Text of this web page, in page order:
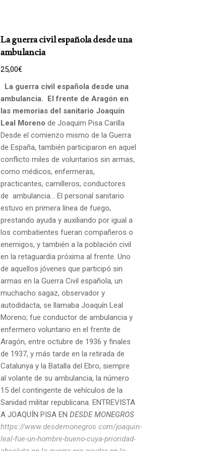
La guerra civil española desde una
ambulancia
25,00€
La guerra civil española desde una
ambulancia. El frente de Aragón en
las memorias del sanitario Joaquín
Leal Moreno de Joaquim Pisa Carilla
Desde el comienzo mismo de la Guerra
de España, también participaron en aquel
conflicto miles de voluntarios sin armas,
como médicos, enfermeras,
practicantes, camilleros, conductores
de ambulancia… El personal sanitario
estuvo en primera línea de fuego,
prestando ayuda y auxiliando por igual a
los combatientes fueran compañeros o
enemigos, y también a la población civil
en la retaguardia próxima al frente. Uno
de aquellos jóvenes que participó sin
armas en la Guerra Civil española, un
muchacho sagaz, observador y
autodidacta, se llamaba Joaquín Leal
Moreno; fue conductor de ambulancia y
enfermero voluntario en el frente de
Aragón, entre octubre de 1936 y finales
de 1937, y más tarde en la retirada de
Catalunya y la Batalla del Ebro, siempre
al volante de su ambulancia, la número
15 del contingente de vehículos de la
Sanidad militar republicana. ENTREVISTA
A JOAQUÍN PISA EN DESDE MONEGROS
https://www.desdemonegros.com/joaquin-
leal-fue-un-hombre-bueno-cuya-prioridad-